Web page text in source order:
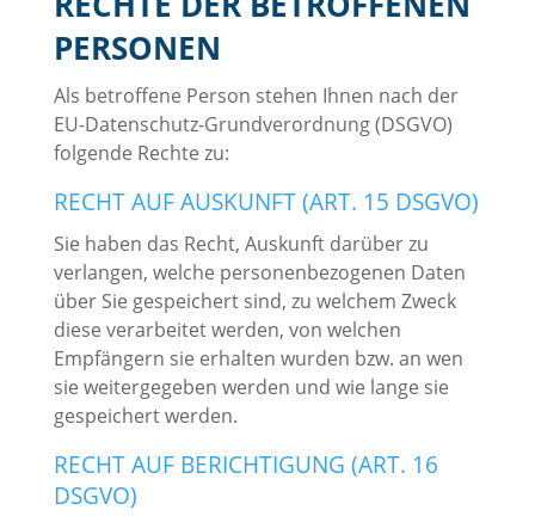
PERSONEN
Als betroffene Person stehen Ihnen nach der
EU-Datenschutz-Grundverordnung (DSGVO)
folgende Rechte zu:
RECHT AUF AUSKUNFT (ART. 15 DSGVO)
Sie haben das Recht, Auskunft darüber zu
verlangen, welche personenbezogenen Daten
über Sie gespeichert sind, zu welchem Zweck
diese verarbeitet werden, von welchen
Empfängern sie erhalten wurden bzw. an wen
sie weitergegeben werden und wie lange sie
gespeichert werden.
RECHT AUF BERICHTIGUNG (ART. 16
DSGVO)